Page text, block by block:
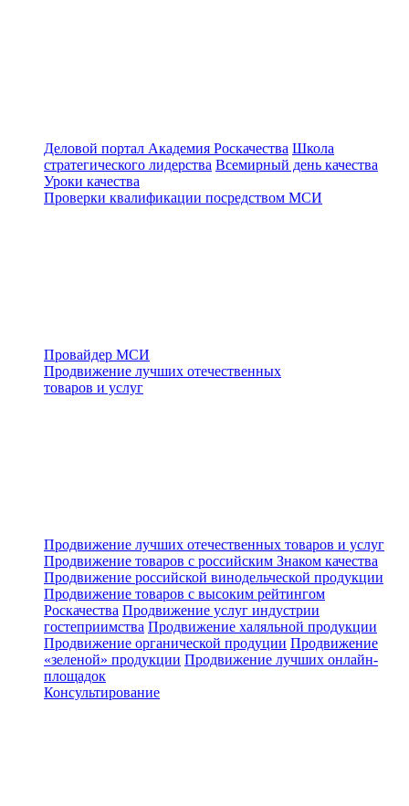
Деловой портал Академия Роскачества Школа
стратегического лидерства Всемирный день качества
Уроки качества
Проверки квалификации посредством МСИ
Провайдер МСИ
Продвижение лучших отечественных
товаров и услуг
Продвижение лучших отечественных товаров и услуг
Продвижение товаров с российским Знаком качества
Продвижение российской винодельческой продукции
Продвижение товаров с высоким рейтингом
Роскачества Продвижение услуг индустрии
гостеприимства Продвижение халяльной продукции
Продвижение органической продуции Продвижение
«зеленой» продукции Продвижение лучших онлайн-
площадок
Консультирование